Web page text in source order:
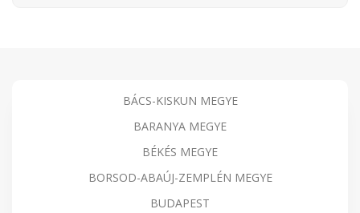
BÁCS-KISKUN MEGYE
BARANYA MEGYE
BÉKÉS MEGYE
BORSOD-ABAÚJ-ZEMPLÉN MEGYE
BUDAPEST